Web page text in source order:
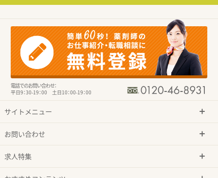
電話でのお問い合わせ：
平日9：30-19：00 土日10：00-19：00
サイトメニュー
お問い合わせ
求人特集